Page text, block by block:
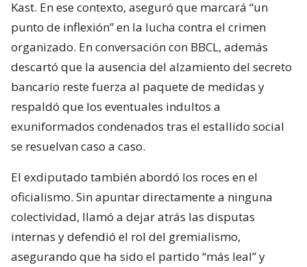
Kast. En ese contexto, aseguró que marcará “un
punto de inflexión” en la lucha contra el crimen
organizado. En conversación con BBCL, además
descartó que la ausencia del alzamiento del secreto
bancario reste fuerza al paquete de medidas y
respaldó que los eventuales indultos a
exuniformados condenados tras el estallido social
se resuelvan caso a caso.
El exdiputado también abordó los roces en el
oficialismo. Sin apuntar directamente a ninguna
colectividad, llamó a dejar atrás las disputas
internas y defendió el rol del gremialismo,
asegurando que ha sido el partido “más leal” y